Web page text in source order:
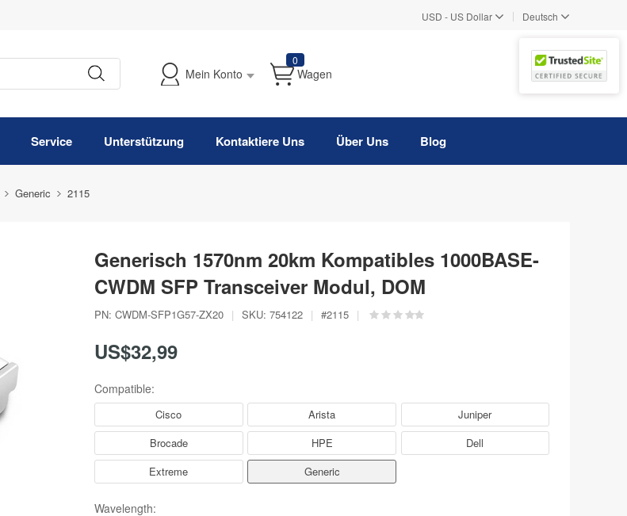
USD - US Dollar | Deutsch
Mein Konto
0
Wagen
Service Unterstützung Kontaktiere Uns Über Uns Blog
Generic 2115
Generisch 1570nm 20km Kompatibles 1000BASE-
CWDM SFP Transceiver Modul, DOM
PN: CWDM-SFP1G57-ZX20 | SKU: 754122 | #2115 |
US$32,99
Compatible:
Cisco Arista
Juniper
Brocade
HPE
Dell
Extreme
Generic
Wavelength: